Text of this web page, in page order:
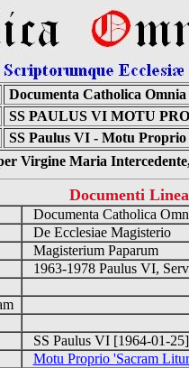
Documenta Catholica Omnia
SS PAULUS VI MOTU
SS Paulus VI - Motu
Virgine Maria
Documenti
Documenta Catholica
De Ecclesiae Magisterio
Magisterium Paparum
1963-1978 Paulus VI,
SS Paulus VI [1964-01-25]
Motu Proprio 'Sacram